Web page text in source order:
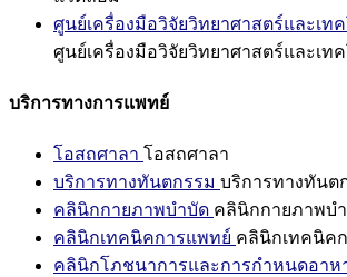
ศูนย์เครื่องมือวิจัยวิทยาศาสตร์และเทค
ศูนย์เครื่องมือวิจัยวิทยาศาสตร์และเทค
บริการทางการแพทย์
โอสถศาลา โอสถศาลา
บริการทางทันตกรรม บริการทางทันต
คลินิกกายภาพบำบัด คลินิกกายภาพบ
คลินิกเทคนิคการแพทย์ คลินิกเทคนิค
คลินิกโภชนาการและการกำหนดอาห